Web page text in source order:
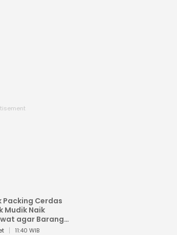
Packing Cerdas
Mudik Naik
agar Barang
Over Bagasi
11:40 WIB